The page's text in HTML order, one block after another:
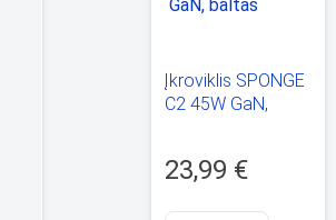
Įkroviklis SPONGE
C2 45W GaN,
23,99 €